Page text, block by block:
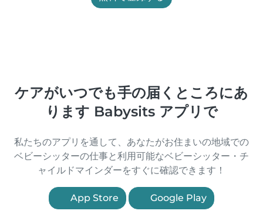
ケアがいつでも手の届くところにあ
ります Babysits アプリで
私たちのアプリを通して、あなたがお住まいの地域での
ベビーシッターの仕事と利用可能なベビーシッター・チ
ャイルドマインダーをすぐに確認できます！
App Store Google Play